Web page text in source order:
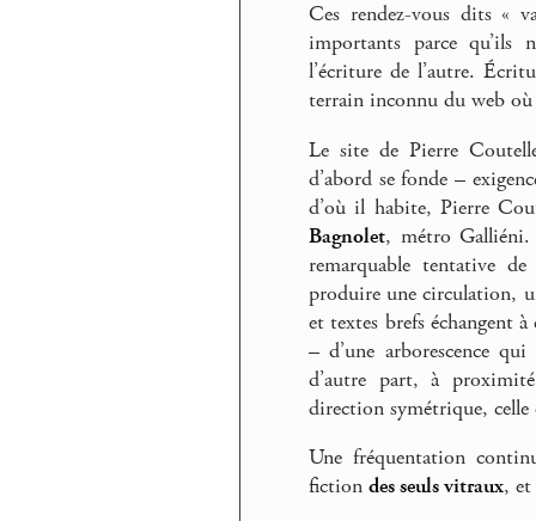
Ces rendez-vous dits «
importants parce qu’ils
l’écriture de l’autre.
terrain inconnu du web
Le site de Pierre
d’abord se fonde –
d’où il habite, Pierre
Bagnolet, métro
remarquable tentative
produire une circulation,
et textes brefs échangent
– d’une arborescence
d’autre part, à
direction symétrique, celle
Une fréquentation
fiction des seuls vitraux, et